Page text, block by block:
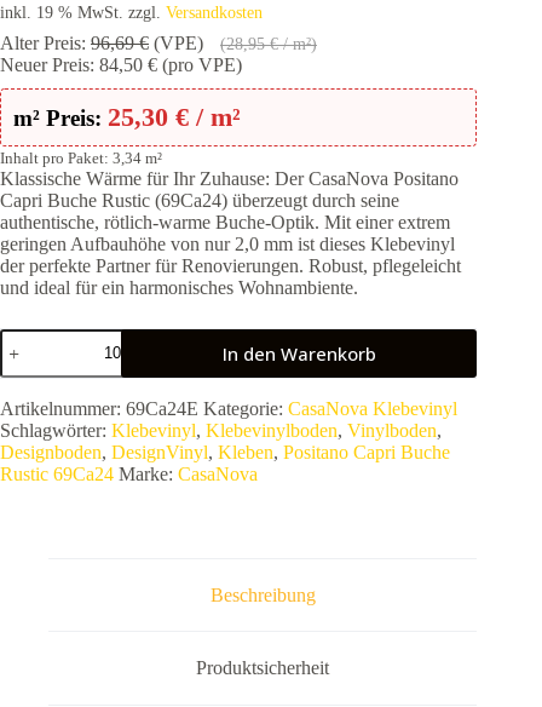
war:
96,69 €
ist:
84,50 €.
inkl. 19 % MwSt. zzgl. Versandkosten
Alter Preis: 96,69€ (VPE) (28,95€/ m²)
Neuer Preis: 84,50 € (pro VPE)
m² Preis: 25,30 € / m²
Inhalt pro Paket: 3,34 m²
Klassische Wärme für Ihr Zuhause: Der CasaNova Positano
Capri Buche Rustic (69Ca24) überzeugt durch seine
authentische, rötlich-warme Buche-Optik. Mit einer extrem
geringen Aufbauhöhe von nur 2,0 mm ist dieses Klebevinyl
der perfekte Partner für Renovierungen. Robust, pflegeleicht
und ideal für ein harmonisches Wohnambiente.
CasaNova
Positano
Capri
Buche
Rustic
69Ca24
|
Klebevinyl
In den Warenkorb
Artikelnummer: 69Ca24E Kategorie: CasaNova Klebevinyl
Schlagwörter: Klebevinyl, Klebevinylboden, Vinylboden,
Designboden, DesignVinyl, Kleben, Positano Capri Buche
Rustic 69Ca24 Marke: CasaNova
Beschreibung
Produktsicherheit